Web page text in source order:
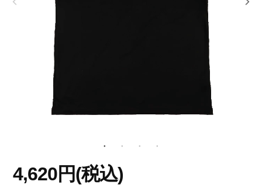
4,620円(税込)